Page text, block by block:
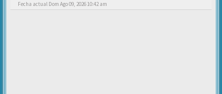
Fecha actual Dom Ago 09, 2026 10:42 am